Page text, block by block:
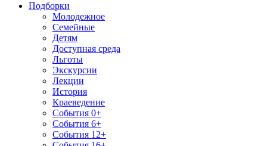
Подборки
Молодежное
Семейные
Детям
Доступная среда
Льготы
Экскурсии
Лекции
История
Краеведение
События 0+
События 6+
События 12+